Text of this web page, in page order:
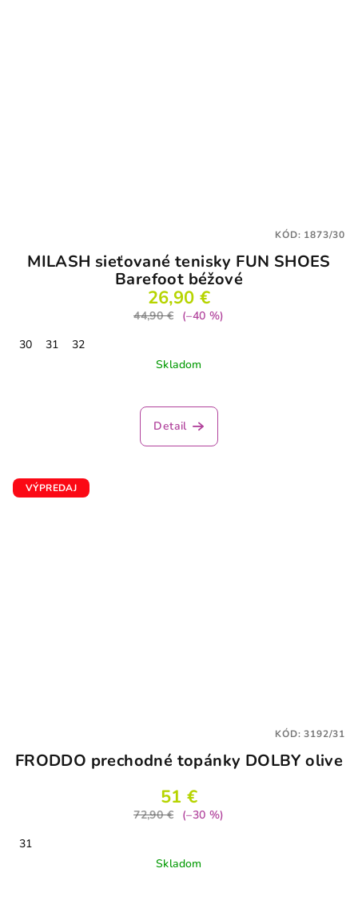
MILASH sieťované tenisky FUN SHOES
Barefoot béžové
26,90 €
44,90 €
(–40 %)
30
31
32
Skladom
Detail
KÓD: 1873/30
VÝPREDAJ
FRODDO prechodné topánky DOLBY olive
51 €
72,90 €
(–30 %)
31
Skladom
KÓD:3192/31